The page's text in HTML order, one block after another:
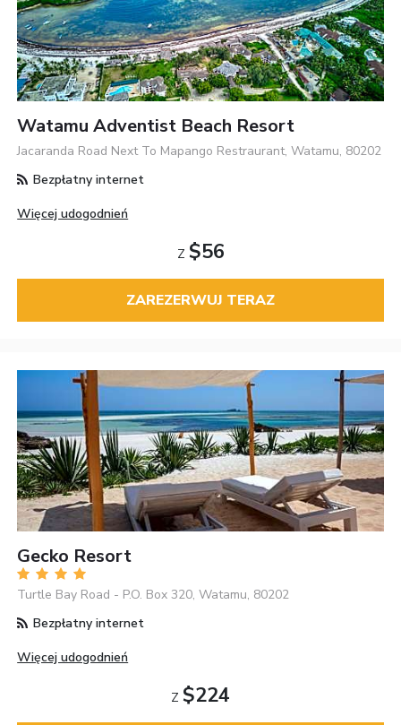
Watamu Adventist Beach Resort
Jacaranda Road Next To Mapango Restraurant, Watamu, 80202
Bezpłatny internet
Więcej udogodnień
Z $56
ZAREZERWUJ TERAZ
Gecko Resort
Turtle Bay Road - P.O. Box 320, Watamu, 80202
Bezpłatny internet
Więcej udogodnień
Z $224